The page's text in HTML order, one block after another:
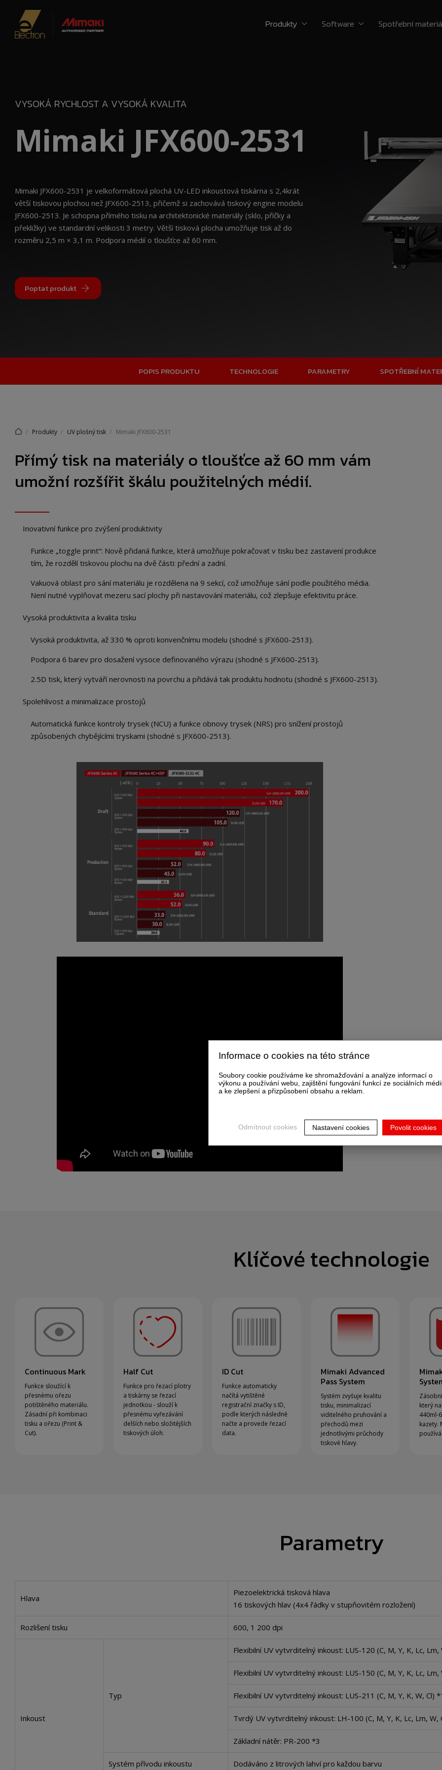
Informace o cookies na této stránce
Soubory cookie používáme ke shromažďování a analýze informací o
výkonu a používání webu, zajištění fungování funkcí ze sociálních
a ke zlepšení a přizpůsobení obsahu a reklam.
Povolit cookies
Nastavení cookies
Odmítnout cookies
Produkty Software Spotřební
VYSOKÁ RYCHLOST A VYSOKÁ KVALITA
Mimaki JFX600-2531
Mimaki JFX600-2531 je velkoformátová plochá UV-LED inkoustová tiskárna s 2,4krát
větší tiskovou plochou než JFX600-2513, přičemž si zachovává tiskový engine modelu
JFX600-2513. Je schopna přímého tisku na architektonické materiály (sklo, příčky a
překližky) ve standardní velikosti 3 metry. Větší tisková plocha umožňuje tisk až do
rozměru 2,5 m × 3,1 m. Podpora médií o tloušťce až 60 mm.
Poptat produkt
POPIS PRODUKTU TECHNOLOGIE PARAMETRY SPOTŘEBNÍ
Produkty UV plošný tisk Mimaki JFX600-2531
Přímý tisk na materiály o tloušťce až 60 mm vám
umožní rozšířit škálu použitelných médií.
Inovativní funkce pro zvýšení produktivity
Funkce „toggle print“: Nově přidaná funkce, která umožňuje pokračovat v tisku bez zastavení produkce
tím, že rozdělí tiskovou plochu na dvě části: přední a zadní.
Vakuová oblast pro sání materiálu je rozdělena na 9 sekcí, což umožňuje sání podle použitého média.
Není nutné vyplňovat mezeru sací plochy při nastavování materiálu, což zlepšuje efektivitu práce.
Vysoká produktivita a kvalita tisku
Vysoká produktivita, až 330 % oproti konvenčnímu modelu (shodné s JFX600-2513).
Podpora 6 barev pro dosažení vysoce definovaného výrazu (shodné s JFX600-2513).
2.5D tisk, který vytváří nerovnosti na povrchu a přidává tak produktu hodnotu (shodné s JFX600-2513).
Spolehlivost a minimalizace prostojů
Automatická funkce kontroly trysek (NCU) a funkce obnovy trysek (NRS) pro snížení prostojů
způsobených chybějícími tryskami (shodné s JFX600-2513).
Klíčové technologie
Continuous Mark
Funkce sloužící k
přesnému ořezu
potištěného materiálu.
Zásadní při kombinaci
tisku a ořezu (Print &
Cut).
Half Cut
Funkce pro řezací plotry
a tiskárny se řezací
jednotkou - slouží k
přesnému vyřezávání
delších nebo složitějších
tiskových úloh.
ID Cut
Funkce automaticky
načítá vytištěné
registrační značky s ID,
podle kterých následně
načte a provede řezací
data.
Mimaki Advanced
Pass System
Systém zvyšuje kvalitu
tisku, minimalizací
viditelného pruhování a
přechodů mezi
jednotlivými průchody
tiskové hlavy.
který
440ml-
kazety.
Parametry
Hlava
Piezoelektrická tisková hlava
16 tiskových hlav (4x4 řádky v stupňovitém rozložení)
Rozlišení tisku 600, 1 200 dpi
Inkoust
Typ
Flexibilní UV vytvrditelný inkoust: LUS-120 (C, M, Y, K, Lc, Lm,
Flexibilní UV vytvrditelný inkoust: LUS-150 (C, M, Y, K, Lc,
Flexibilní UV vytvrditelný inkoust: LUS-211 (C, M, Y, K, W, Cl)
Tvrdý UV vytvrditelný inkoust: LH-100 (C, M, Y, K, Lc, Lm, W,
Základní nátěr: PR-200 *3
Systém přívodu inkoustu Dodáváno z litrových lahví pro každou barvu